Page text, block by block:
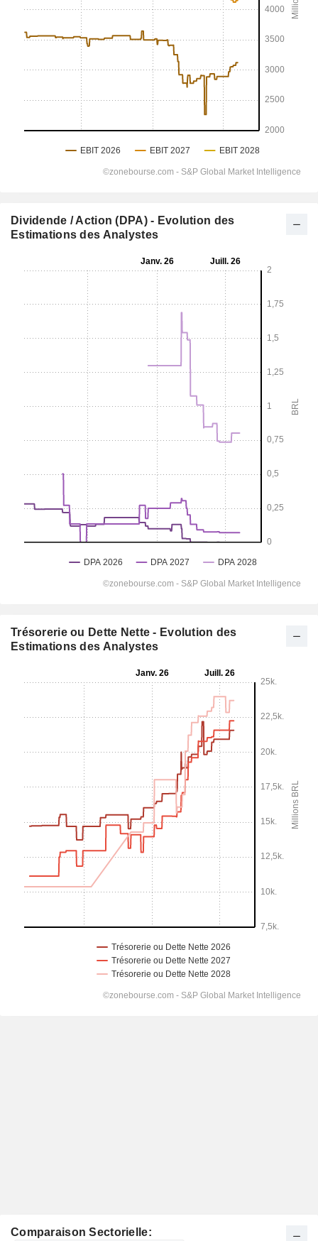
Dividende / Action (DPA) - Evolution des
Estimations des Analystes
Trésorerie ou Dette Nette - Evolution des
Estimations des Analystes
Comparaison Sectorielle: